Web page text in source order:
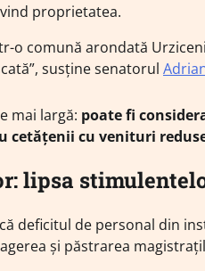
proprietatea.
o comună arondată
susține senatorul
mai largă: poate fi
cetățenii cu venituri
lipsa
deficitul de personal din
și păstrarea